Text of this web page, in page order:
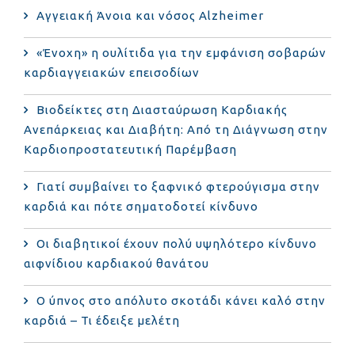
Αγγειακή Άνοια και νόσος Alzheimer
«Ένοχη» η ουλίτιδα για την εμφάνιση σοβαρών
καρδιαγγειακών επεισοδίων
Βιοδείκτες στη Διασταύρωση Καρδιακής
Ανεπάρκειας και Διαβήτη: Από τη Διάγνωση στην
Καρδιοπροστατευτική Παρέμβαση
Γιατί συμβαίνει το ξαφνικό φτερούγισμα στην
καρδιά και πότε σηματοδοτεί κίνδυνο
Οι διαβητικοί έχουν πολύ υψηλότερο κίνδυνο
αιφνίδιου καρδιακού θανάτου
Ο ύπνος στο απόλυτο σκοτάδι κάνει καλό στην
καρδιά – Τι έδειξε μελέτη